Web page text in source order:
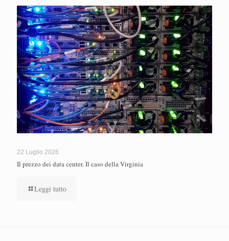
22 Luglio 2026
Il prezzo dei data center. Il caso della Virginia
Leggi tutto